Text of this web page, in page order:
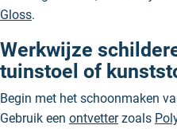
Gloss.
Werkwijze
tuinstoel of
Begin met het schoonmaken
Gebruik een ontvetterzoals